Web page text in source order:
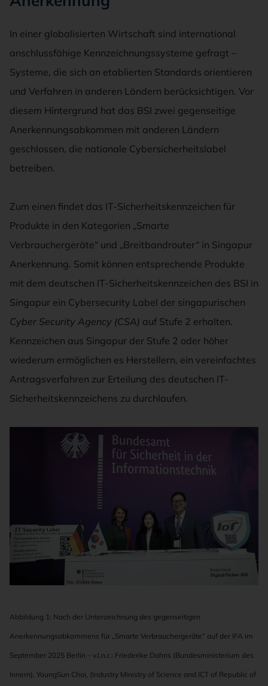
In einer globalisierten Wirtschaft sind international
anschlussfähige Kennzeichnungssysteme gefragt –
Systeme, die sich an etablierten Standards orientieren
und Verfahren in anderen Ländern berücksichtigen. Vor
diesem Hintergrund hat das BSI zwei gegenseitige
Anerkennungsabkommen mit anderen Ländern
geschlossen, die nationale Cybersicherheitslabel
betreiben.
Zum einen findet das IT-Sicherheitskennzeichen für
Produkte in den Kategorien „Smarte
Verbrauchergeräte“ und „Breitbandrouter“ in Singapur
Anerkennung. Somit können entsprechende Produkte
mit dem deutschen IT-Sicherheitskennzeichen des BSI in
Singapur ein Cybersecurity Label der singapurischen
Cyber Security Agency (CSA) auf Stufe 2 erhalten.
Kennzeichen aus Singapur der Stufe 2 oder höher
wiederum ermöglichen es Herstellern, ein vereinfachtes
Antragsverfahren zur Erteilung des deutschen IT-
Sicherheitskennzeichens zu durchlaufen.
Abbildung 1: Nach der Unterzeichnung des gegenseitigen
Anerkennungsabkommens für „Smarte Verbrauchergeräte“ auf der IFA im
September 2025 Berlin – v.l.n.r.: Friederike Dahns (Bundesministerium des
Innern), YoungSun Choi, (Industry Ministry of Science and ICT of Republic of